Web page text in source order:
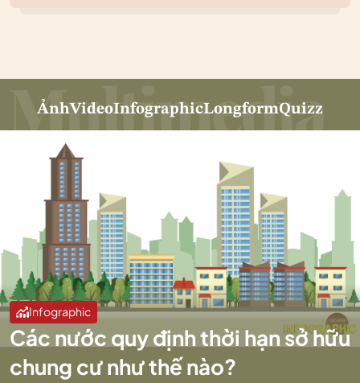
ẢnhVideoInfographicLongformQuizz
Infographic
Các nước quy định thời hạn sở hữu
chung cư như thế nào?